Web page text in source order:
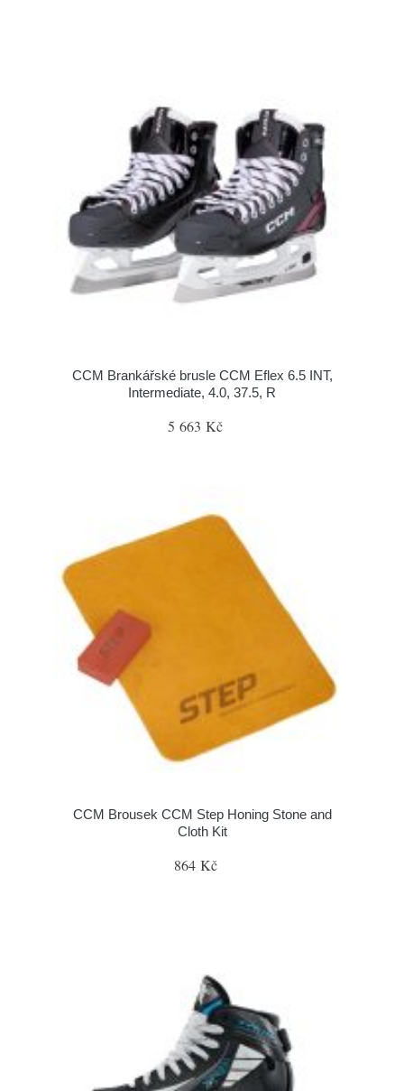
CCM Brankářské brusle CCM Eflex 6.5 INT,
Intermediate, 4.0, 37.5, R
5 663 Kč
CCM Brousek CCM Step Honing Stone and
Cloth Kit
864 Kč